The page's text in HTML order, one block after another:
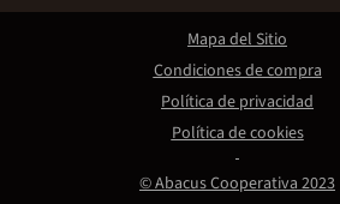
© Abacus Cooperativa 2023
Mapa del Sitio
Condiciones de compra
Política de privacidad
Política de cookies